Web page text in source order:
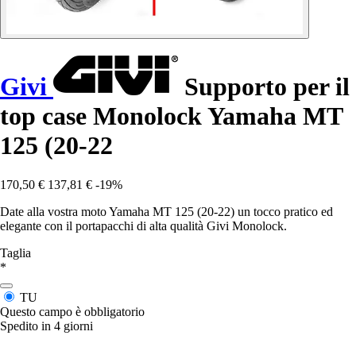
Givi
Supporto per il
top case Monolock Yamaha MT
125 (20-22
170,50 € 137,81 € -19%
Date alla vostra moto Yamaha MT 125 (20-22) un tocco pratico ed
elegante con il portapacchi di alta qualità Givi Monolock.
Taglia
*
TU
Questo campo è obbligatorio
Spedito in 4 giorni